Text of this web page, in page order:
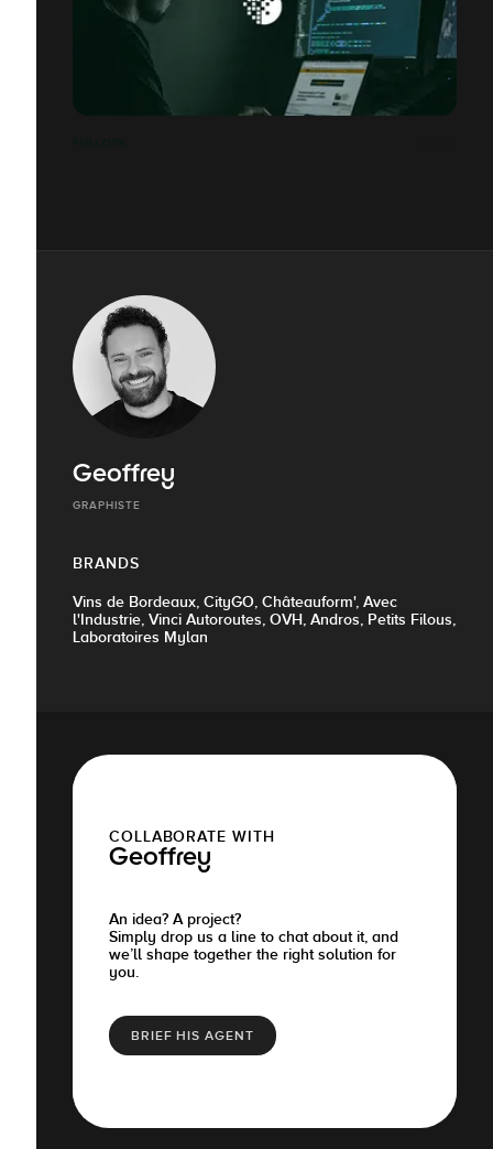
Geoffrey
GRAPHISTE
BRANDS
Vins de Bordeaux, CityGO, Châteauform', Avec
l'Industrie, Vinci Autoroutes, OVH, Andros, Petits Filous,
Laboratoires Mylan
COLLABORATE WITH
Geoffrey
An idea? A project?
Simply drop us a line to chat about it, and
we’ll shape together the right solution for
you.
BRIEF HIS AGENT